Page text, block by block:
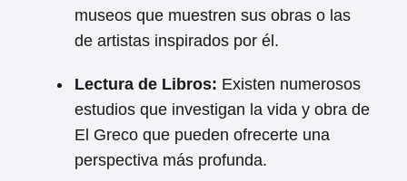
museos que muestren sus obras o las
de artistas inspirados por él.
Lectura de Libros: Existen numerosos
estudios que investigan la vida y obra de
El Greco que pueden ofrecerte una
perspectiva más profunda.